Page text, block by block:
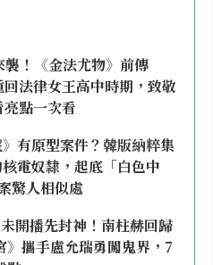
！《金法尤物》前傳
回法律女王高中時期，致敬
點一次看
》有原型案件？韓版納粹集
電奴隸，起底「白色中
驚人相似處
開播先封神！南柱赫回歸
》攜手盧允瑞勇闖鬼界，7